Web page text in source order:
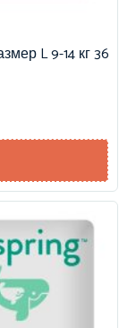
L 9-14 кг 36